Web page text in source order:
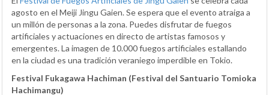
agosto en el Meiji Jingu Gaien. Se espera que el evento atraiga a
un millón de personas a la zona. Puedes disfrutar de fuegos
artificiales y actuaciones en directo de artistas famosos y
emergentes. La imagen de 10.000 fuegos artificiales estallando
en la ciudad es una tradición veraniego imperdible en Tokio.
Festival Fukagawa Hachiman (Festival del Santuario Tomioka
Hachimangu)